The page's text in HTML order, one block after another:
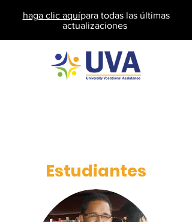
haga clic aquípara todas las últimas
actualizaciones
Estudiantes